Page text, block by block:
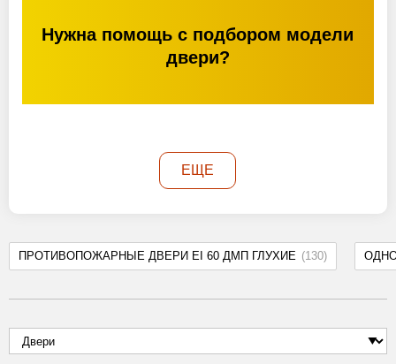
ПРОТИВОПОЖАРНЫЕ ДВЕРИ EI 60 ДМП ГЛУХИЕ (130)
Нужна помощь с подбором модели
двери?
ЕЩЕ